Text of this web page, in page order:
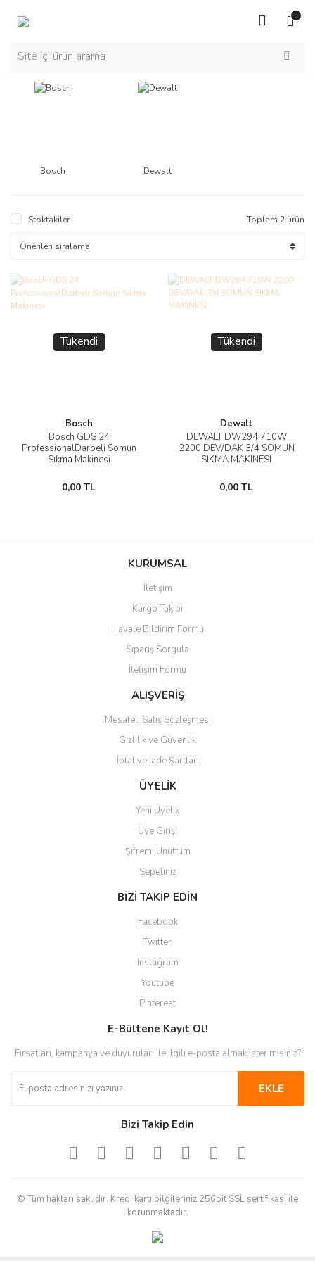
Bosch Dewalt
Stoktakiler Toplam 2 ürün
Tükendi
Bosch
Bosch GDS 24
ProfessionalDarbeli Somun
Sıkma Makinesi
0,00 TL
Tükendi
Dewalt
DEWALT DW294 710W
2200 DEV/DAK 3/4 SOMUN
SIKMA MAKINESI
0,00 TL
KURUMSAL
İletişim
Kargo Takibi
Havale Bildirim Formu
Sipariş Sorgula
İletişim Formu
ALIŞVERİŞ
Mesafeli Satış Sözleşmesi
Gizlilik ve Güvenlik
İptal ve İade Şartları
ÜYELİK
Yeni Üyelik
Üye Girişi
Şifremi Unuttum
Sepetiniz
BİZİ TAKİP EDİN
Facebook
Twitter
Instagram
Youtube
Pinterest
E-Bültene Kayıt Ol!
Fırsatları, kampanya ve duyuruları ile ilgili e-posta almak ister misiniz?
EKLE
Bizi Takip Edin
© Tüm hakları saklıdır. Kredi kartı bilgileriniz 256bit SSL sertifikası ile
korunmaktadır.